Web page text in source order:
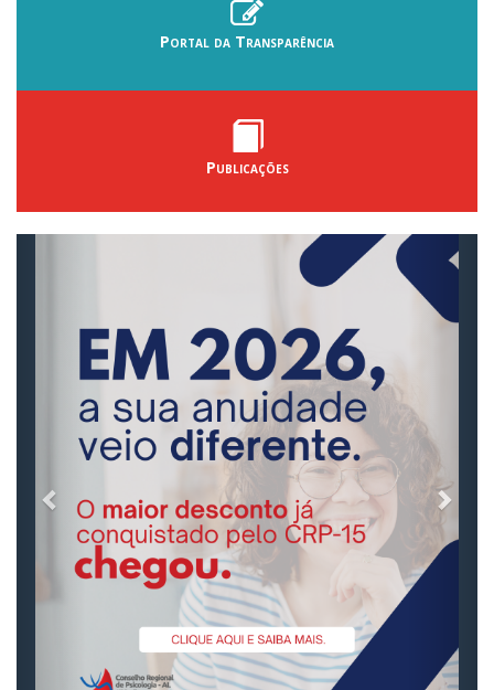
Portal da Transparência
Publicações